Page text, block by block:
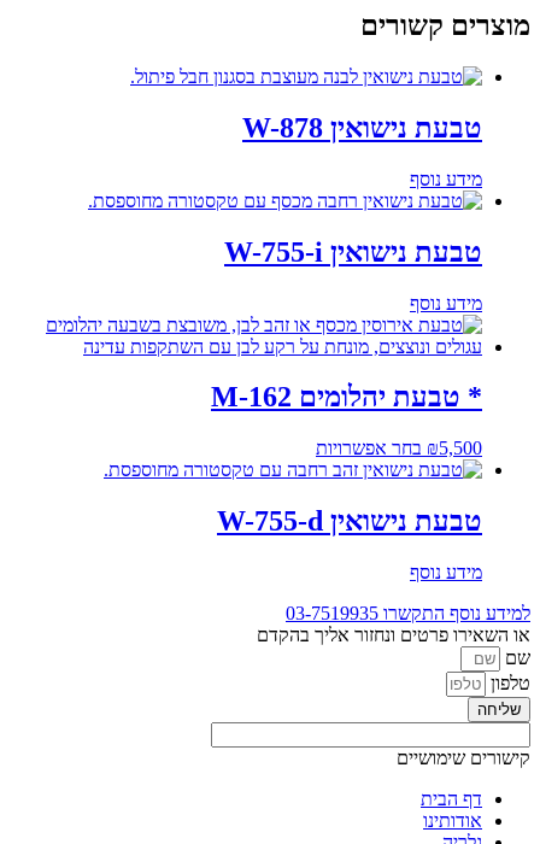
מוצרים קשורים
טבעת נישואין W-878
מידע נוסף
טבעת נישואין W-755-i
מידע נוסף
* טבעת יהלומים M-162
₪5,500 בחר אפשרויות
זה
מספר
סוגים.
האפשרויות
בעמוד
טבעת נישואין W-755-d
מידע נוסף
למידע נוסף התקשרו 03-7519935
או השאירו פרטים ונחזור אליך בהקדם
שם
טלפון
שליחה
קישורים שימושיים
דף הבית
אודותינו